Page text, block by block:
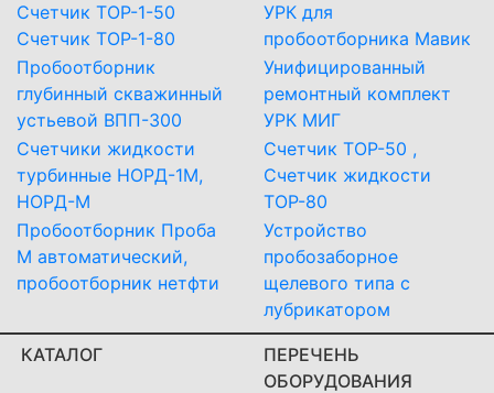
Счетчик ТОР-1-50
Счетчик ТОР-1-80
УРК для
пробоотборника Мавик
Пробоотборник
глубинный скважинный
устьевой ВПП-300
Унифицированный
ремонтный комплект
УРК МИГ
Счетчики жидкости
турбинные НОРД-1М,
НОРД-М
Счетчик ТОР-50 ,
Счетчик жидкости
ТОР-80
Пробоотборник Проба
М автоматический,
пробоотборник нетфти
Устройство
пробозаборное
щелевого типа с
лубрикатором
КАТАЛОГ
ПЕРЕЧЕНЬ
ОБОРУДОВАНИЯ